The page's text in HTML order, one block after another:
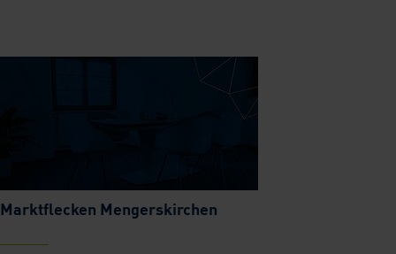
Marktflecken Mengerskirchen